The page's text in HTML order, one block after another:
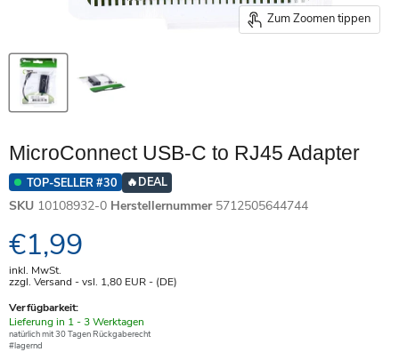
Zum Zoomen tippen
MicroConnect USB-C to RJ45 Adapter
TOP-SELLER #30 🔥DEAL
SKU 10108932-0 Herstellernummer 5712505644744
Aktueller Preis
€1,99
inkl. MwSt.
zzgl. Versand - vsl. 1,80 EUR- (DE)
Verfügbarkeit:
Verfügbar
-
Lieferung in 1 - 3 Werktagen
natürlich mit 30 Tagen Rückgaberecht
#lagernd